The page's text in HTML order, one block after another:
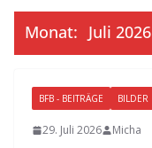
Monat: Juli 2026
BFB - BEITRÄGE BILDER
29. Juli 2026 Micha